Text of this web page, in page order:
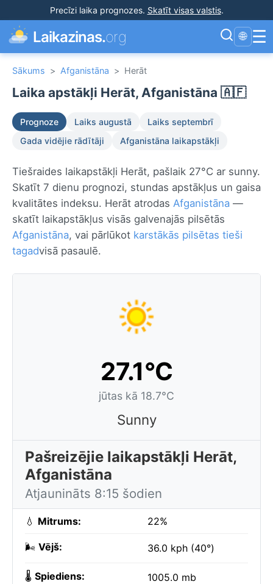
Precīzi laika prognozes. Skatīt visas valstis.
Laikazinas.org 🌐 ☰
Sākums > Afganistāna > Herāt
Laika apstākļi Herāt, Afganistāna 🇦🇫
Prognoze Laiks augustā
Laiks septembrī
Gada vidējie rādītāji
Afganistāna laikapstākļi
Tiešraides laikapstākļi Herāt, pašlaik 27°C ar sunny.
Skatīt 7 dienu prognozi, stundas apstākļus un gaisa
kvalitātes indeksu. Herāt atrodas Afganistāna —
skatīt laikapstākļus visās galvenajās pilsētās
Afganistāna, vai pārlūkot karstākās pilsētas tieši
tagadvisā pasaulē.
27.1°C
jūtas kā 18.7°C
Sunny
Pašreizējie laikapstākļi Herāt,
Afganistāna
Atjaunināts 8:15 šodien
💧 Mitrums: 22%
🌬️ Vējš: 36.0 kph (40°)
🌡️ Spiediens: 1005.0 mb